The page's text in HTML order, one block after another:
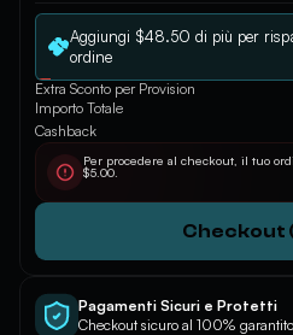
Aggiungi $48.50 di più per
ordine
Extra Sconto per Provision
Importo Totale
Cashback
Per procedere al checkout, il tuo
$5.00.
Checkout
Pagamenti Sicuri e Protetti
Checkout sicuro al 100%